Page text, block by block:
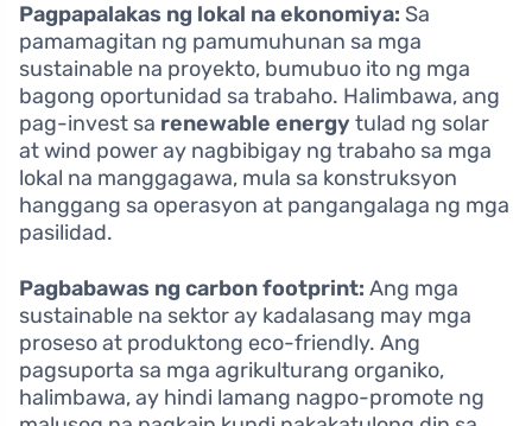
Pagpapalakas ng lokal na ekonomiya: Sa
pamamagitan ng pamumuhunan sa mga
sustainable na proyekto, bumubuo ito ng mga
bagong oportunidad sa trabaho. Halimbawa, ang
pag-invest sa renewable energy tulad ng solar
at wind power ay nagbibigay ng trabaho sa mga
lokal na manggagawa, mula sa konstruksyon
hanggang sa operasyon at pangangalaga ng mga
pasilidad.
Pagbabawas ng carbon footprint: Ang mga
sustainable na sektor ay kadalasang may mga
proseso at produktong eco-friendly. Ang
pagsuporta sa mga agrikulturang organiko,
halimbawa, ay hindi lamang nagpo-promote ng